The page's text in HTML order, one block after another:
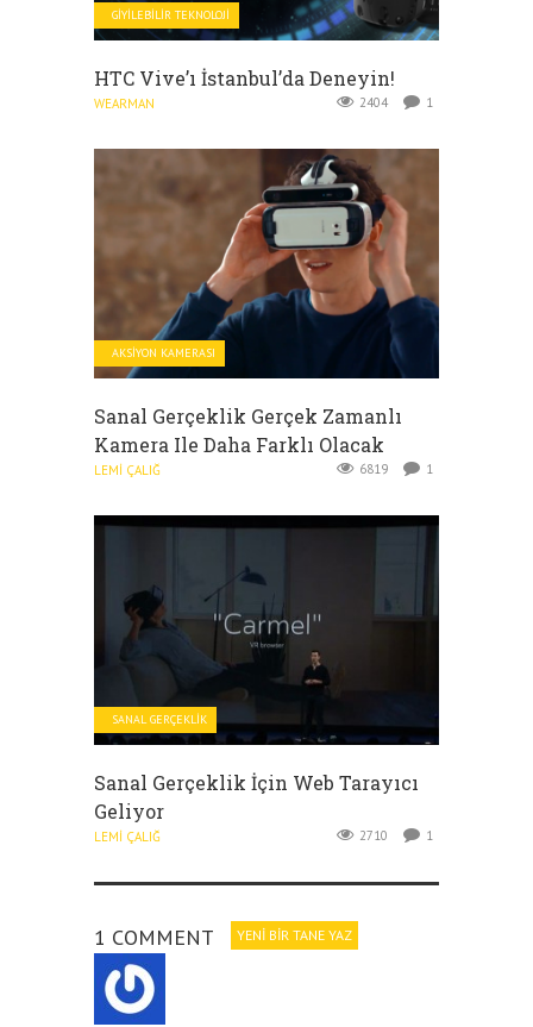
GIYILEBILIR TEKNOLOJI
HTC Vive’ı İstanbul’da Deneyin!
WEARMAN 2404 1
AKSIYON KAMERASI
Sanal Gerçeklik Gerçek Zamanlı
Kamera Ile Daha Farklı Olacak
LEMI ÇALIĞ 6819 1
SANAL GERÇEKLIK
Sanal Gerçeklik İçin Web Tarayıcı
Geliyor
LEMI ÇALIĞ 2710 1
1 COMMENT YENI BIR TANE YAZ